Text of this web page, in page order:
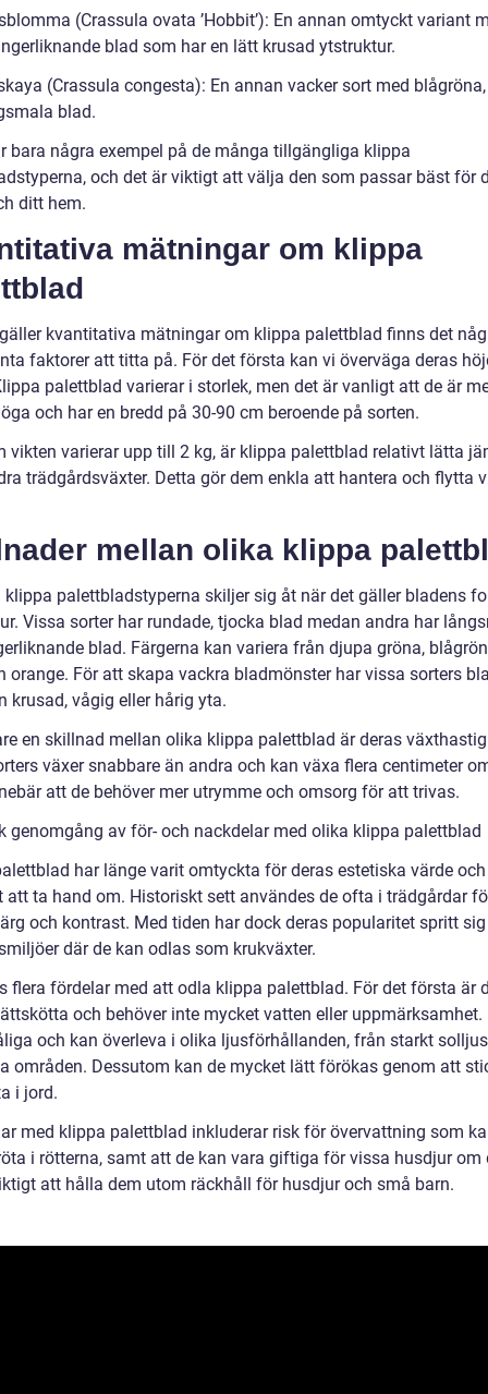
(Crassula ovata ’Hobbit’): En annan omtyckt variant
blad som har en lätt krusad ytstruktur.
(Crassula congesta): En annan vacker sort med
blad.
bara några exempel på de många tillgängliga klippa
och det är viktigt att välja den som passar bäst för
ditt hem.
mätningar om klippa
kvantitativa mätningar om klippa palettblad finns det
faktorer att titta på. För det första kan vi överväga deras
palettblad varierar i storlek, men det är vanligt att de är
och har en bredd på 30-90 cm beroende på sorten.
vikten varierar upp till 2 kg, är klippa palettblad relativt lätta
trädgårdsväxter. Detta gör dem enkla att hantera och flytta
mellan olika klippa
klippa palettbladstyperna skiljer sig åt när det gäller bladens
Vissa sorter har rundade, tjocka blad medan andra har
blad. Färgerna kan variera från djupa gröna,
orange. För att skapa vackra bladmönster har vissa sorters
krusad, vågig eller hårig yta.
en skillnad mellan olika klippa palettblad är deras
växer snabbare än andra och kan växa flera centimeter
att de behöver mer utrymme och omsorg för att trivas.
genomgång av för- och nackdelar med olika klippa palettblad
har länge varit omtyckta för deras estetiska värde och
att ta hand om. Historiskt sett användes de ofta i trädgårdar
och kontrast. Med tiden har dock deras popularitet spritt
där de kan odlas som krukväxter.
flera fördelar med att odla klippa palettblad. För det första är
och behöver inte mycket vatten eller uppmärksamhet.
och kan överleva i olika ljusförhållanden, från starkt
områden. Dessutom kan de mycket lätt förökas genom att
i jord.
med klippa palettblad inkluderar risk för övervattning som
i rötterna, samt att de kan vara giftiga för vissa husdjur om
att hålla dem utom räckhåll för husdjur och små barn.